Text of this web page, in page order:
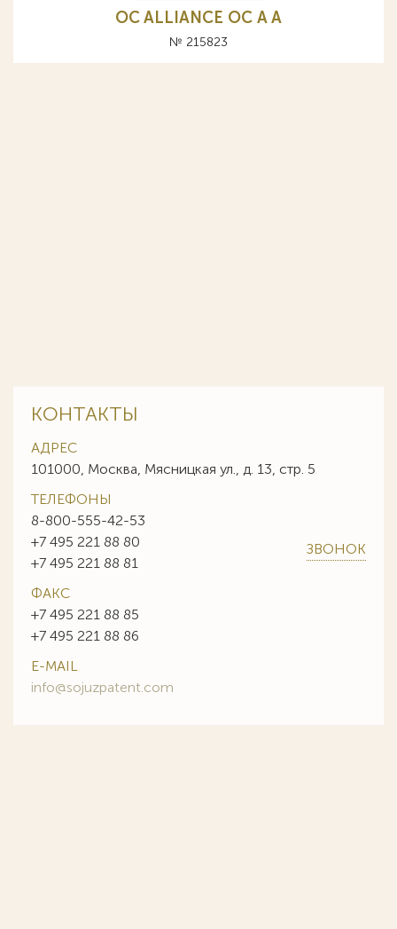
OC ALLIANCE ОС A А
№ 215823
КОНТАКТЫ
АДРЕС
101000, Москва, Мясницкая ул., д. 13, стр. 5
ТЕЛЕФОНЫ
8-800-555-42-53
+7 495 221 88 80
+7 495 221 88 81
ЗВОНОК
ФАКС
+7 495 221 88 85
+7 495 221 88 86
E-MAIL
info@sojuzpatent.com